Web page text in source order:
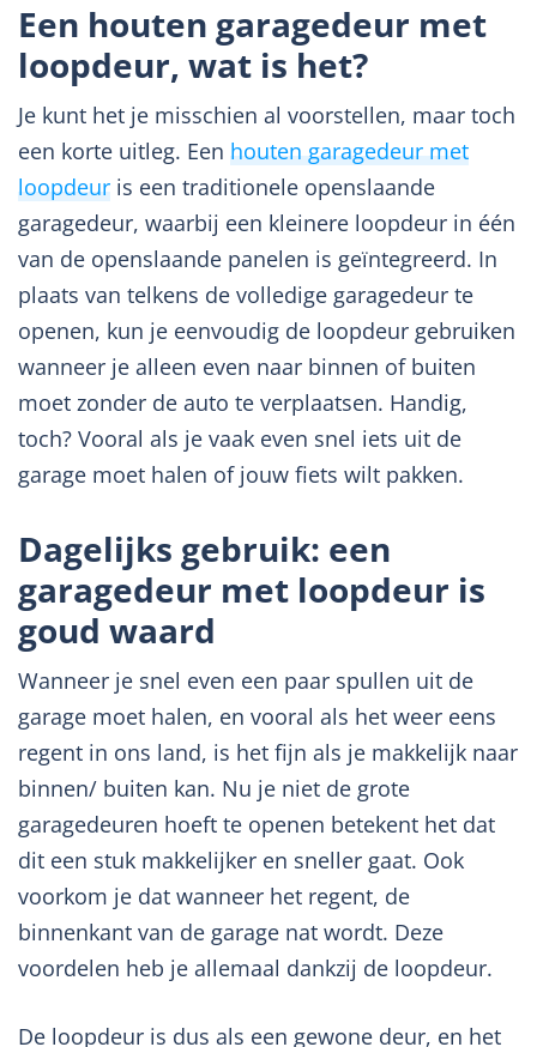
Een houten garagedeur met
loopdeur, wat is het?
Je kunt het je misschien al voorstellen, maar toch
een korte uitleg. Een houten garagedeur met
loopdeur is een traditionele openslaande
garagedeur, waarbij een kleinere loopdeur in één
van de openslaande panelen is geïntegreerd. In
plaats van telkens de volledige garagedeur te
openen, kun je eenvoudig de loopdeur gebruiken
wanneer je alleen even naar binnen of buiten
moet zonder de auto te verplaatsen. Handig,
toch? Vooral als je vaak even snel iets uit de
garage moet halen of jouw fiets wilt pakken.
Dagelijks gebruik: een
garagedeur met loopdeur is
goud waard
Wanneer je snel even een paar spullen uit de
garage moet halen, en vooral als het weer eens
regent in ons land, is het fijn als je makkelijk naar
binnen/ buiten kan. Nu je niet de grote
garagedeuren hoeft te openen betekent het dat
dit een stuk makkelijker en sneller gaat. Ook
voorkom je dat wanneer het regent, de
binnenkant van de garage nat wordt. Deze
voordelen heb je allemaal dankzij de loopdeur.
De loopdeur is dus als een gewone deur, en het